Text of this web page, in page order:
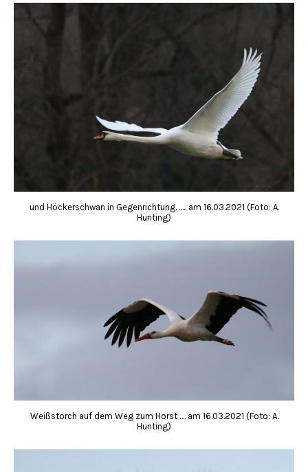
und Höckerschwan in Gegenrichtung. ….. am 16.03.2021 (Foto: A.
Hünting)
Weißstorch auf dem Weg zum Horst …. am 16.03.2021 (Foto: A.
Hünting)